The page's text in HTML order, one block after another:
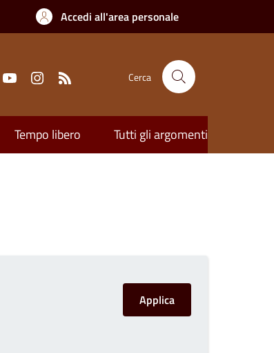
Accedi all'area personale
Cerca
Tempo libero Tutti gli argomenti